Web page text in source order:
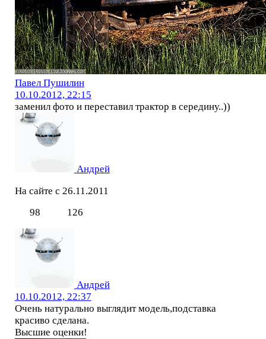
Павел Пушилин
10.10.2012, 22:15
заменил фото и переставил трактор в середину..))
Андрей
На сайте с 26.11.2011
98
126
Андрей
10.10.2012, 22:37
Очень натурально выглядит модель,подставка
красиво сделана.
Высшие оценки!